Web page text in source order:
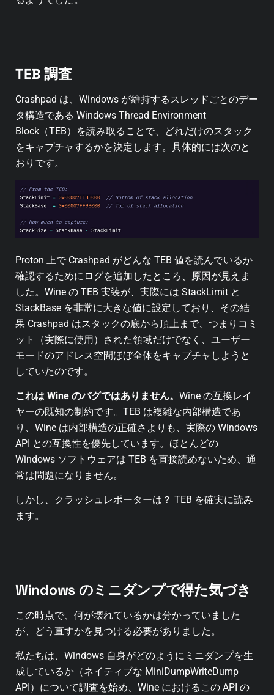
TEB 調査
Crashpad は、Windows が維持するスレッドごとのデー
タ構造である Windows Thread Environment
Block（TEB）を読み取ることで、どれだけのスタック
をキャプチャするかを決定します。具体的には次のと
おりです。
Proton 上で Crashpad がどんな TEB 値を読んでいるか
確認するためにログを追加したところ、原因が見えま
した。Wine の TEB 実装が、実際には StackLimit と
StackBase を非常に大きな値に設定しており、その結
果 Crashpad はスタックの底から頂上まで、つまりコミ
ット（実際に使用）された領域だけでなく、ユーザー
モードのアドレス空間ほぼ全体をキャプチャしようと
していたのです。
これは Wine のバグではありません。 Wine の互換レイ
ヤーの既知の制約です。TEB は複雑な内部構造であ
り、Wine は内部構造の正確さよりも、実際の Windows
API との互換性を優先しています。ほとんどの
Windows ソフトウェアは TEB を直接読めないため、通
常は問題になりません。
しかし、クラッシュレポーターは？ TEB を確実に読み
ます。
Windows のミニダンプで得た気づき
この時点で、何が壊れているかは分かっていました
が、どう直すかを見つける必要がありました。
私たちは、Windows 自身がどのようにミニダンプを生
成しているか（ネイティブな MiniDumpWriteDump
API）について調査を始め、Wine におけるこの API の